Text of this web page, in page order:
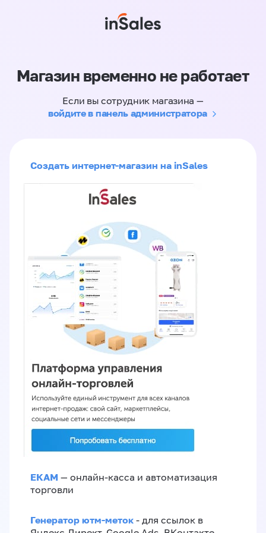
Магазин временно не работает
Если вы сотрудник магазина —
войдите в панель администратора
Создать интернет-магазин на inSales
ЕКАМ — онлайн-касса и автоматизация
торговли
Генератор ютм-меток - для ссылок в